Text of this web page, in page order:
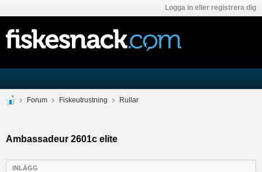
Logga in eller registrera dig
Forum Fiskeutrustning Rullar
Ambassadeur 2601c elite
INLÄGG